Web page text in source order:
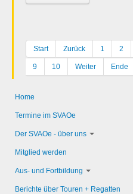
Start Zurück 1 2
9 10 Weiter Ende
Home
Termine im SVAOe
Der SVAOe - über uns
Mitglied werden
Aus- und Fortbildung
Berichte über Touren + Regatten